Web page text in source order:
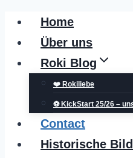
Zum
Inhalt
springen
Home
Über uns
Roki Blog
❤️ Rokiliebe
⚽ KickStart 25/26 –
Contact
Historische